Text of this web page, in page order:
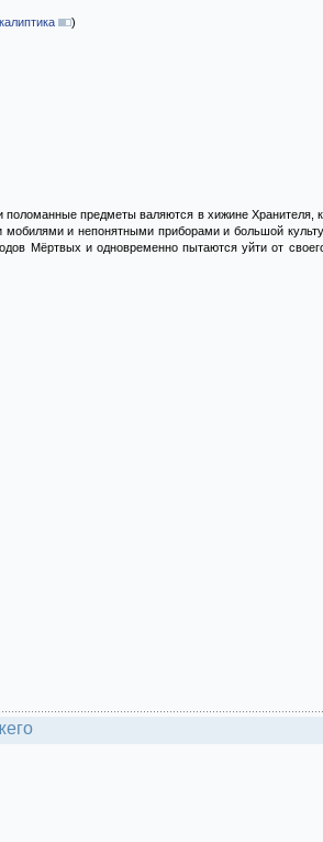
)
предметы валяются в хижине Хранителя,
и непонятными приборами и большой
Мёртвых и одновременно пытаются уйти от своего